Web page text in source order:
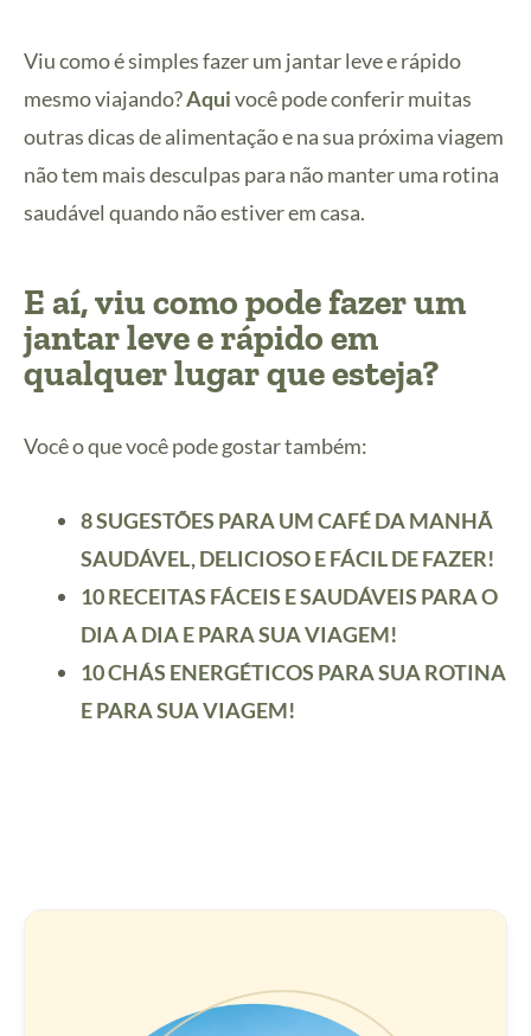
Viu como é simples fazer um jantar leve e rápido
mesmo viajando?Aquivocê pode conferir muitas
outras dicas de alimentação e na sua próxima viagem
não tem mais desculpas para não manter uma rotina
saudável quando não estiver em casa.
E aí, viu como pode fazer um
jantar leve e rápido em
qualquer lugar que esteja?
Você o que você pode gostar também:
8 SUGESTÕES PARA UM CAFÉ DA MANHÃ
SAUDÁVEL, DELICIOSO E FÁCIL DE FAZER!
10 RECEITAS FÁCEIS E SAUDÁVEIS PARA O
DIA A DIA E PARA SUA VIAGEM!
10 CHÁS ENERGÉTICOS PARA SUA ROTINA
E PARA SUA VIAGEM!